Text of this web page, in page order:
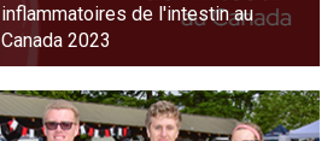
inflammatoires de l'intestin au
Canada 2023